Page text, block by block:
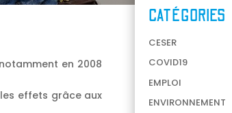
en 2008
effets grâce aux
CATÉGORIES
CESER
COVID19
EMPLOI
ENVIRONNEMENT